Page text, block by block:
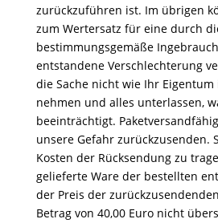
zurückzuführen ist. Im übrigen
zum Wertersatz für eine durch
bestimmungsgemäße
entstandene Verschlechterung
die Sache nicht wie Ihr Eigentum
nehmen und alles unterlassen,
beeinträchtigt.
unsere Gefahr zurückzusenden.
Kosten der Rücksendung zu
gelieferte Ware der bestellten
der Preis der
Betrag von 40,00 Euro nicht